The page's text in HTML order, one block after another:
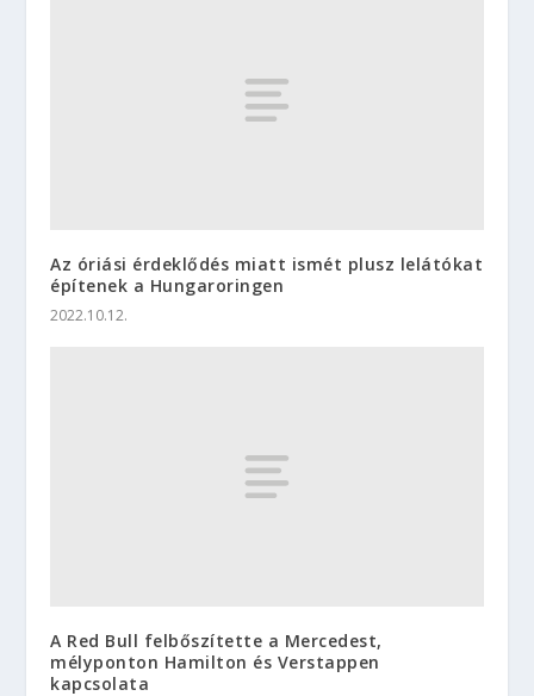
Az óriási érdeklődés miatt ismét plusz lelátókat
építenek a Hungaroringen
2022.10.12.
A Red Bull felbőszítette a Mercedest,
mélyponton Hamilton és Verstappen
kapcsolata